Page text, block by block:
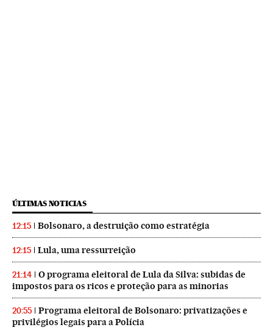
ÚLTIMAS NOTICIAS
12:15 Bolsonaro, a destruição como estratégia
12:15 Lula, uma ressurreição
21:14
O programa eleitoral de Lula da Silva: subidas de
impostos para os ricos e proteção para as minorias
20:55
Programa eleitoral de Bolsonaro: privatizações e
privilégios legais para a Polícia